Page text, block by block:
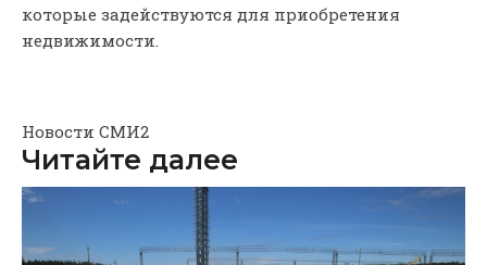
которые задействуются для приобретения
недвижимости.
Новости СМИ2
Читайте далее